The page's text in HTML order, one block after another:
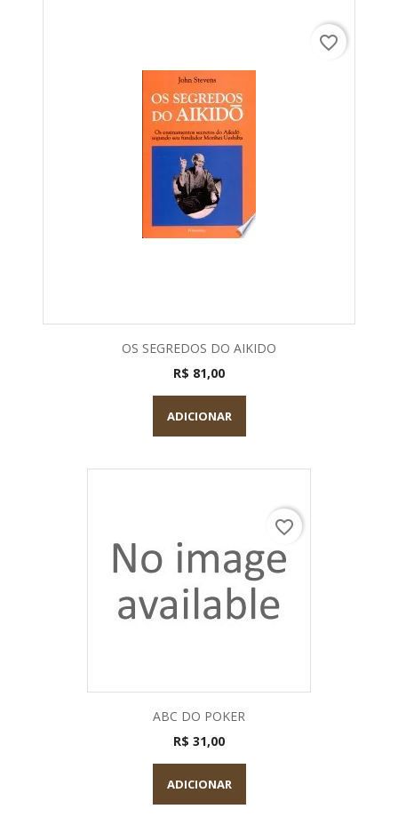
OS SEGREDOS DO AIKIDO
R$ 81,00
ADICIONAR
favorite_border
ABC DO POKER
R$ 31,00
ADICIONAR
favorite_border